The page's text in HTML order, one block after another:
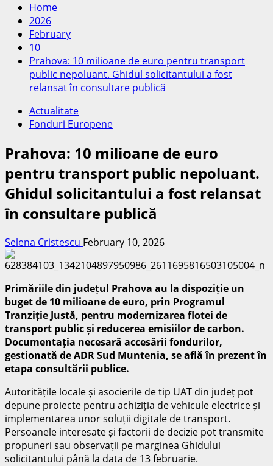
Home
2026
February
10
Prahova: 10 milioane de euro pentru transport
public nepoluant. Ghidul solicitantului a fost
relansat în consultare publică
Actualitate
Fonduri Europene
Prahova: 10 milioane de euro
pentru transport public nepoluant.
Ghidul solicitantului a fost relansat
în consultare publică
Selena Cristescu February 10, 2026
Primăriile din județul Prahova au la dispoziție un
buget de 10 milioane de euro, prin Programul
Tranziție Justă, pentru modernizarea flotei de
transport public și reducerea emisiilor de carbon.
Documentația necesară accesării fondurilor,
gestionată de ADR Sud Muntenia, se află în prezent în
etapa consultării publice.
Autoritățile locale și asocierile de tip UAT din județ pot
depune proiecte pentru achiziția de vehicule electrice și
implementarea unor soluții digitale de transport.
Persoanele interesate și factorii de decizie pot transmite
propuneri sau observații pe marginea Ghidului
solicitantului până la data de 13 februarie.